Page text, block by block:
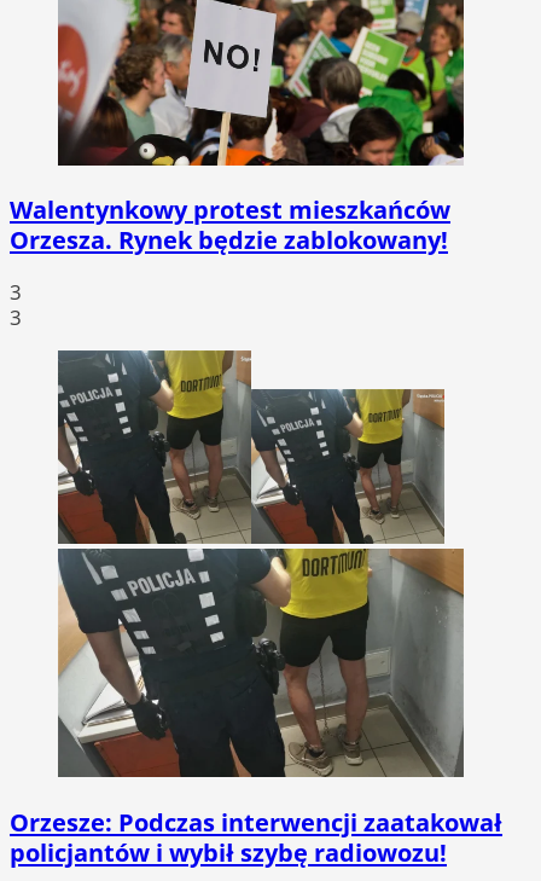
Walentynkowy protest mieszkańców
Orzesza. Rynek będzie zablokowany!
3
3
Orzesze: Podczas interwencji zaatakował
policjantów i wybił szybę radiowozu!